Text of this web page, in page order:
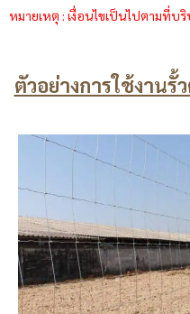
หมายเหตุ : เงื่อนไขเป็นไปตามที่บ
ตัวอย่างการใช้งานรั้